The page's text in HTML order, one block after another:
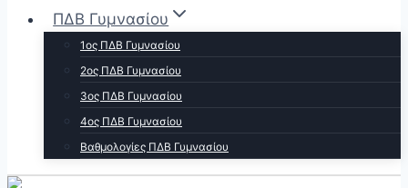
ΠΔΒ Γυμνασίου
1ος ΠΔΒ Γυμνασίου
2ος ΠΔΒ Γυμνασίου
3ος ΠΔΒ Γυμνασίου
4ος ΠΔΒ Γυμνασίου
Βαθμολογίες ΠΔΒ Γυμνασίου